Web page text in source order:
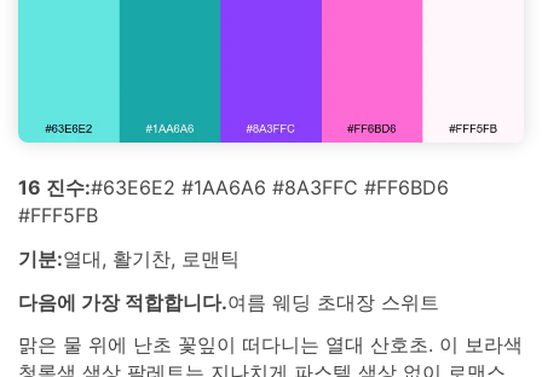
16 진수:#63E6E2 #1AA6A6 #8A3FFC #FF6BD6
#FFF5FB
기분:열대, 활기찬, 로맨틱
다음에 가장 적합합니다.여름 웨딩 초대장 스위트
맑은 물 위에 난초 꽃잎이 떠다니는 열대 산호초. 이 보라색